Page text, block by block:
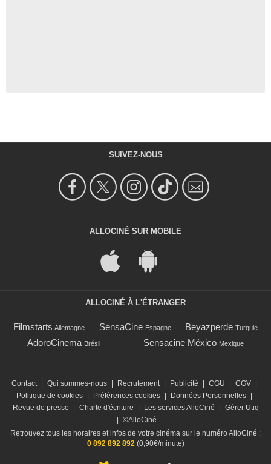
SUIVEZ-NOUS
ALLOCINÉ SUR MOBILE
ALLOCINÉ À L'ÉTRANGER
Filmstarts Allemagne SensaCine Espagne Beyazperde Turquie
AdoroCinema Brésil Sensacine México Mexique
Contact | Qui sommes-nous | Recrutement | Publicité | CGU | CGV |
Politique de cookies | Préférences cookies | Données Personnelles |
Revue de presse
| Charte d'écriture | Les services AlloCiné | Gérer Utiq
| ©AlloCiné
Retrouvez tous les horaires et infos de votre cinéma sur le numéro AlloCiné :
0 892 892 892(0,90€/minute)